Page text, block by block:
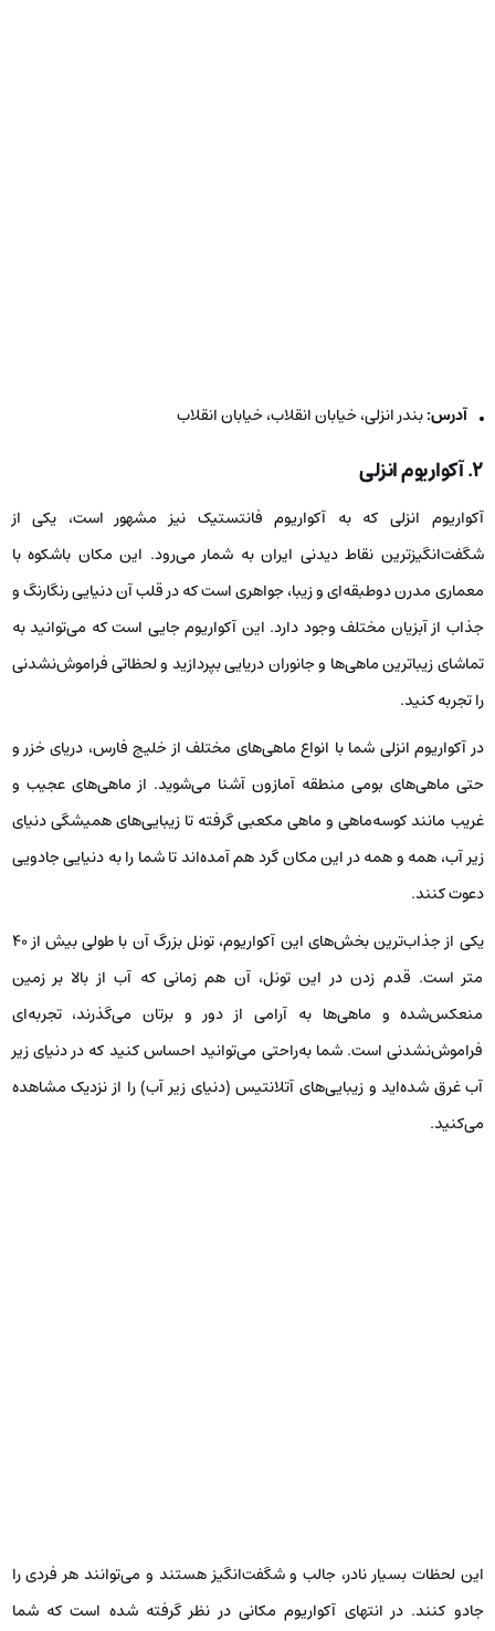
آدرس:بندر انزلی، خیابان انقلاب، خیابان انقلاب
۲. آکواریوم انزلی
آکواریوم انزلی که به آکواریوم فانتستیک نیز مشهور است، یکی از
شگفت‌انگیزترین نقاط دیدنی ایران به شمار می‌رود. این مکان باشکوه با
معماری مدرن دوطبقه‌ای و زیبا، جواهری است که در قلب آن دنیایی رنگارنگ و
جذاب از آبزیان مختلف وجود دارد. این آکواریوم جایی است که می‌توانید به
تماشای زیباترین ماهی‌ها و جانوران دریایی بپردازید و لحظاتی فراموش‌نشدنی
را تجربه کنید.
در آکواریوم انزلی شما با انواع ماهی‌های مختلف از خلیج فارس، دریای خزر و
حتی ماهی‌های بومی منطقه آمازون آشنا می‌شوید. از ماهی‌های عجیب و
غریب مانند کوسه‌ماهی و ماهی مکعبی گرفته تا زیبایی‌های همیشگی دنیای
زیر آب، همه و همه در این مکان گرد هم آمده‌اند تا شما را به دنیایی جادویی
دعوت کنند.
یکی از جذاب‌ترین بخش‌های این آکواریوم، تونل بزرگ آن با طولی بیش از ۴۰
متر است. قدم زدن در این تونل، آن هم زمانی که آب از بالا بر زمین
منعکس‌شده و ماهی‌ها به آرامی از دور و برتان می‌گذرند، تجربه‌ای
فراموش‌نشدنی است. شما به‌راحتی می‌توانید احساس کنید که در دنیای زیر
آب غرق شده‌اید و زیبایی‌های آتلانتیس (دنیای زیر آب) را از نزدیک مشاهده
می‌کنید.
این لحظات بسیار نادر، جالب و شگفت‌انگیز هستند و می‌توانند هر فردی را
جادو کنند. در انتهای آکواریوم مکانی در نظر گرفته شده است که شما